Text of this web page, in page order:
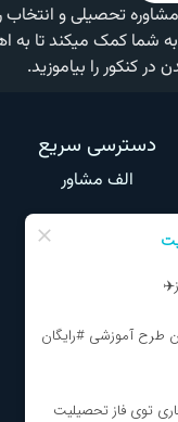
تحصیلی و انتخاب
شما کمک میکند تا به
در کنکور را بیاموزید.
دسترسی سریع
الف مشاور
درباره ما